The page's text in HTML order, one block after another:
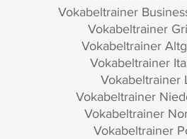
Vokabeltrainer
Vokabeltrainer
Vokabeltrainer
Vokabeltrainer
Vokabeltrainer
Vokabeltrainer
Vokabeltrainer
Vokabeltrainer